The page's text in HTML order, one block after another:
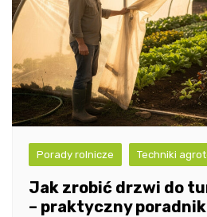
Porady rolnicze Techniki
Jak zrobić drzwi do
– praktyczny poradnik